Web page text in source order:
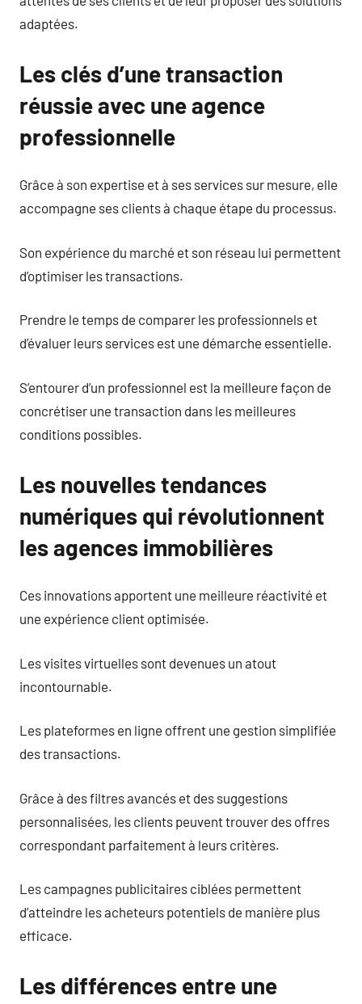
adaptées.
Les clés d’une transaction
réussie avec une agence
professionnelle
Grâce à son expertise et à ses services sur mesure, elle
accompagne ses clients à chaque étape du processus.
Son expérience du marché et son réseau lui permettent
d’optimiser les transactions.
Prendre le temps de comparer les professionnels et
d’évaluer leurs services est une démarche essentielle.
S’entourer d’un professionnel est la meilleure façon de
concrétiser une transaction dans les meilleures
conditions possibles.
Les nouvelles tendances
numériques qui révolutionnent
les agences immobilières
Ces innovations apportent une meilleure réactivité et
une expérience client optimisée.
Les visites virtuelles sont devenues un atout
incontournable.
Les plateformes en ligne offrent une gestion simplifiée
des transactions.
Grâce à des filtres avancés et des suggestions
personnalisées, les clients peuvent trouver des offres
correspondant parfaitement à leurs critères.
Les campagnes publicitaires ciblées permettent
d’atteindre les acheteurs potentiels de manière plus
efficace.
Les différences entre une